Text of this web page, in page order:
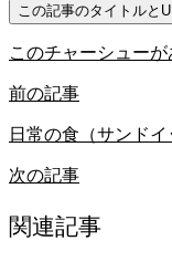
この記事のタイトルと
このチャーシュー
前の記事
日常の食（サンドイ
次の記事
関連記事